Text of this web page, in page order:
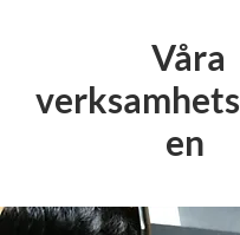
Våra
en